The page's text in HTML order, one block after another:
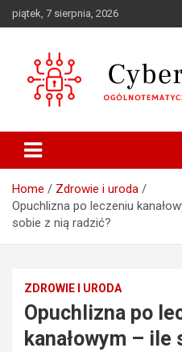
Skip
to
piątek, 7 sierpnia, 2026
Cyberstacja.eu
Home
Zdrowie i uroda
Opuchlizna po leczeniu
sobie z nią radzić?
ZDROWIE I URODA
Opuchlizna po
kanałowym –